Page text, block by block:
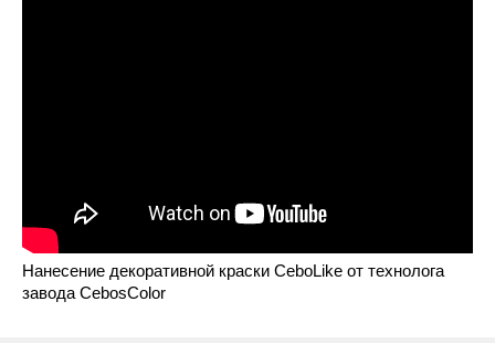
Нанесение декоративной краски CeboLike от технолога
завода CebosColor